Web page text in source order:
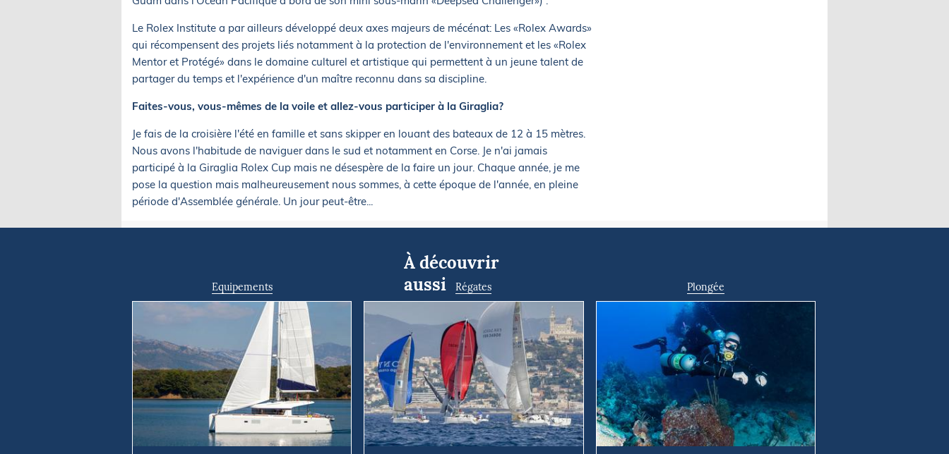
Le Rolex Institute a par ailleurs développé deux axes majeurs de mécénat: Les «Rolex Awards»
qui récompensent des projets liés notamment à la protection de l'environnement et les «Rolex
Mentor et Protégé» dans le domaine culturel et artistique qui permettent à un jeune talent de
partager du temps et l'expérience d'un maître reconnu dans sa discipline.
Faites-vous, vous-mêmes de la voile et allez-vous participer à la Giraglia?
Je fais de la croisière l'été en famille et sans skipper en louant des bateaux de 12 à 15 mètres.
Nous avons l'habitude de naviguer dans le sud et notamment en Corse. Je n'ai jamais
participé à la Giraglia Rolex Cup mais ne désespère de la faire un jour. Chaque année, je me
pose la question mais malheureusement nous sommes, à cette époque de l'année, en pleine
période d'Assemblée générale. Un jour peut-être...
À découvrir
aussi
Equipements Régates Plongée